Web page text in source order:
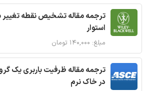
ترجمه مقاله تشخیص نقطه تغییر
استوار
مبلغ: ۱۴۰,۰۰۰ تومان
ترجمه مقاله ظرفیت باربری یک
در خاک نرم